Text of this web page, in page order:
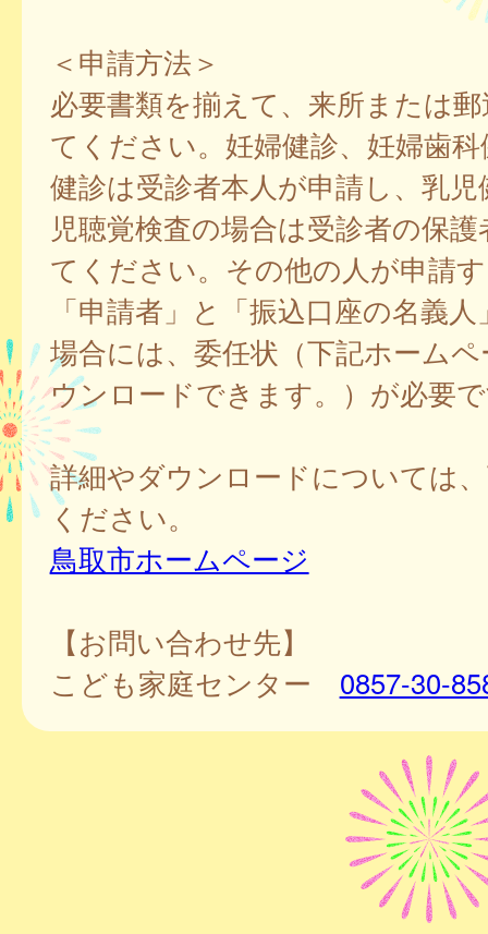
＜申請方法＞
必要書類を揃えて、来所または
てください。妊婦健診、妊婦歯
健診は受診者本人が申請し、乳児
児聴覚検査の場合は受診者の保
てください。その他の人が申請
「申請者」と「振込口座の名義
場合には、委任状（下記ホーム
ウンロードできます。）が必要
詳細やダウンロードについては
ください。
鳥取市ホームページ
【お問い合わせ先】
こども家庭センター 0857-30-